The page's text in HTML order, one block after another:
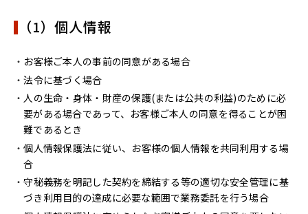
（1）個人情報
お客様ご本人の事前の同意がある場合
法令に基づく場合
人の生命・身体・財産の保護(または公共の利益)のために必
要がある場合であって、お客様ご本人の同意を得ることが困
難であるとき
個人情報保護法に従い、お客様の個人情報を共同利用する場
合
守秘義務を明記した契約を締結する等の適切な安全管理に基
づき利用目的の達成に必要な範囲で業務委託を行う場合